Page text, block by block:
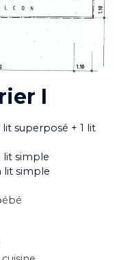
I
lit superposé + 1 lit
lit simple
lit simple
ébé